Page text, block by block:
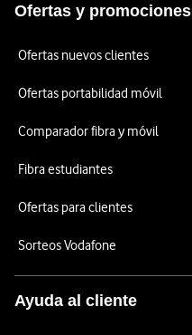
Ofertas y promociones
Ofertas nuevos clientes
Ofertas portabilidad móvil
Comparador fibra y móvil
Fibra estudiantes
Ofertas para clientes
Sorteos Vodafone
Ayuda al cliente